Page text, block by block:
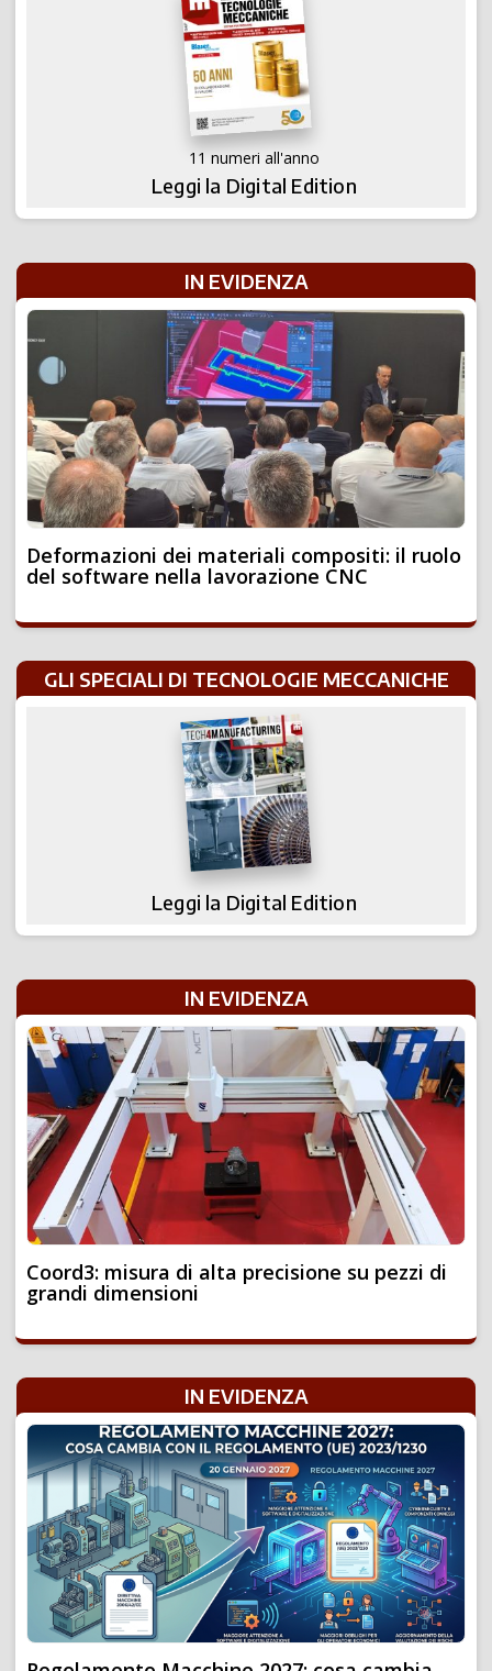
11 numeri all'anno
Leggi la Digital Edition
IN EVIDENZA
Deformazioni dei materiali compositi: il ruolo
del software nella lavorazione CNC
GLI SPECIALI DI TECNOLOGIE MECCANICHE
Leggi la Digital Edition
IN EVIDENZA
Coord3: misura di alta precisione su pezzi di
grandi dimensioni
IN EVIDENZA